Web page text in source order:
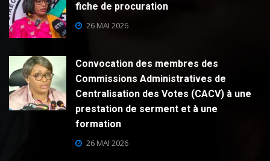
fiche de procuration
26 MAI 2026
Convocation des membres des
Commissions Administratives de
Centralisation des Votes (CACV) à une
prestation de serment et à une
formation
26 MAI 2026